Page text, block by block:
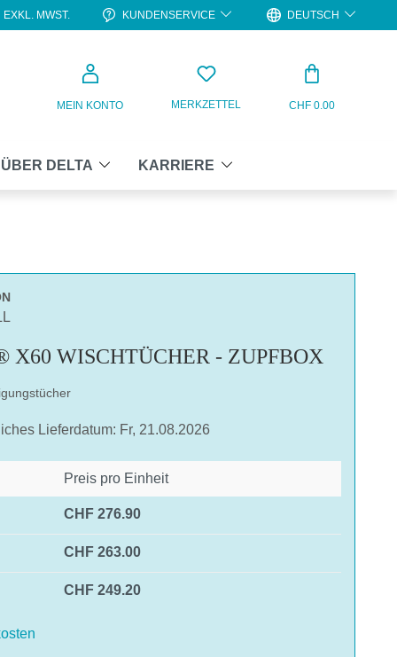
EXKL. MWST. KUNDENSERVICE DEUTSCH
MEIN KONTO MERKZETTEL CHF 0.00
ÜBER DELTA KARRIERE
X60 WISCHTÜCHER - ZUPFBOX
Lieferdatum: Fr, 21.08.2026
Preis pro Einheit
CHF 276.90
CHF 263.00
CHF 249.20